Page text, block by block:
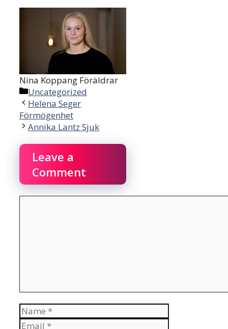
Nina Koppang Föräldrar
Categories
Uncategorized
Helena Seger
Förmögenhet
Annika Lantz Sjuk
Leave a
Comment
Name
Email